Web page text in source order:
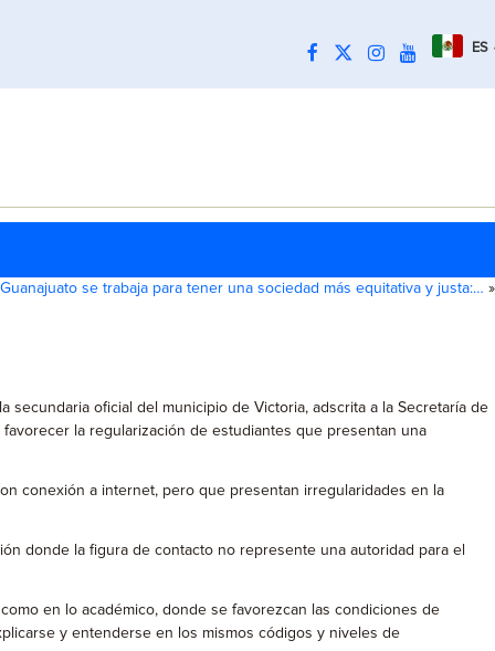
ES
se trabaja para tener una sociedad más equitativa y justa:… »
secundaria oficial del municipio de Victoria, adscrita a la Secretaría de
la regularización de estudiantes que presentan una
conexión a internet, pero que presentan irregularidades en la
donde la figura de contacto no represente una autoridad para el
en lo académico, donde se favorezcan las condiciones de
y entenderse en los mismos códigos y niveles de